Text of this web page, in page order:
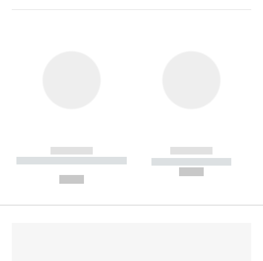
------------
----------- ----------- --------
------------
----------- -----------